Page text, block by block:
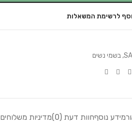
לרשימת המשאלות
, בשמי נשים
מידע נוסףחוות דעת (0) מדיניות משלוחים